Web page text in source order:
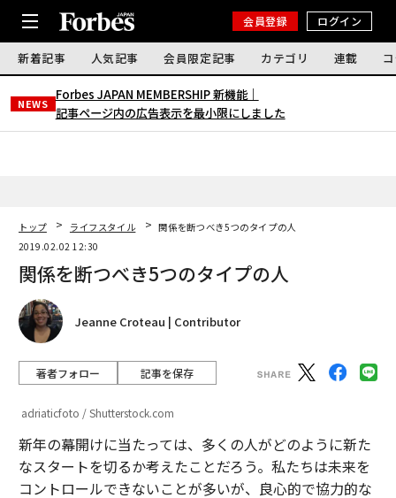
会員登録 ログイン
新着記事 人気記事 会員限定記事 カテゴリ 連載
NEWS
Forbes JAPAN MEMBERSHIP 新機能｜
記事ページ内の広告表示を最小限にしました
トップ ライフスタイル
関係を断つべき5つのタイプの人
2019.02.02 12:30
関係を断つべき5つのタイプの人
Jeanne Croteau | Contributor
著者フォロー 記事を保存
adriaticfoto / Shutterstock.com
新年の幕開けに当たっては、多くの人がどのように新た
なスタートを切るか考えたことだろう。私たちは未来を
コントロールできないことが多いが、良心的で協力的な